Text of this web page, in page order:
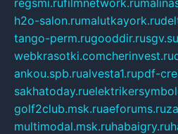
regsmi.rufilmnetwork.ru
h2o-salon.rumalutkayork.ru
tango-perm.rugooddir.rusgv.su
webkrasotki.comcherinvest.ru
ankou.spb.rualvesta1.rupdf-
sakhatoday.ru
golf2club.msk.ruaeforums.ru
multimodal.msk.ruhabaigry.ru